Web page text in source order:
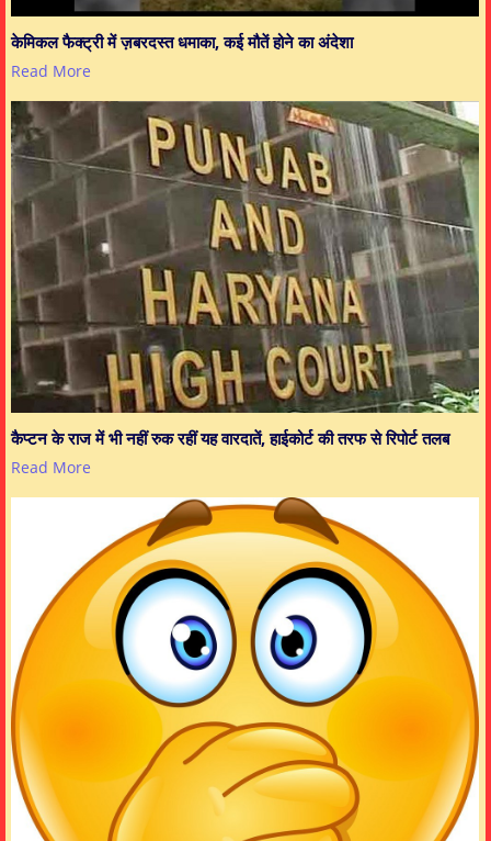
केमिकल फैक्ट्री में ज़बरदस्त धमाका, कई मौतें होने का अंदेशा
Read More
कैप्टन के राज में भी नहीं रुक रहीं यह वारदातें, हाईकोर्ट की तरफ से रिपोर्ट तलब
Read More